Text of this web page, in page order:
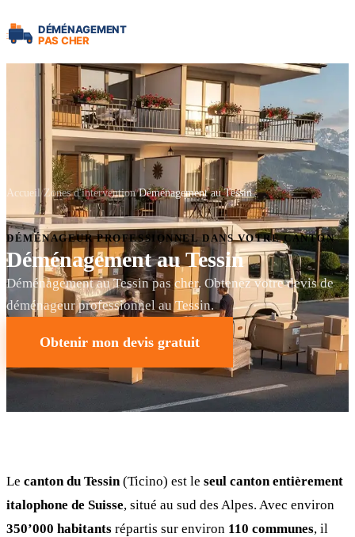
Accueil Zones d'intervention Déménagement au Tessin
DÉMÉNAGEUR PROFESSIONNEL DANS VOTRE CANTON
Déménagement au Tessin
Déménagement au Tessin pas cher. Obtenez votre devis de
déménageur professionnel au Tessin.
Obtenir mon devis gratuit
Le canton du Tessin(Ticino) est le seul canton entièrement
italophone de Suisse, situé au sud des Alpes. Avec environ
350’000 habitants répartis sur environ 110 communes, il